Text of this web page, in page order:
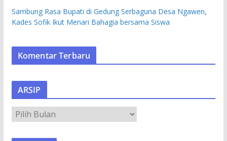
Sambung Rasa Bupati di Gedung Serbaguna Desa Ngawen,
Kades Sofik Ikut Menari Bahagia bersama Siswa
Komentar Terbaru
ARSIP
R
S